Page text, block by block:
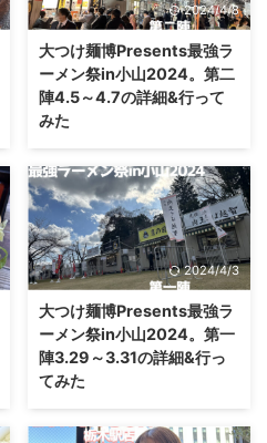
2024/4/8
大つけ麺博Presents最強ラ
ーメン祭in小山2024。第二
陣4.5～4.7の詳細&行って
みた
2024/4/3
大つけ麺博Presents最強ラ
ーメン祭in小山2024。第一
陣3.29～3.31の詳細&行っ
てみた